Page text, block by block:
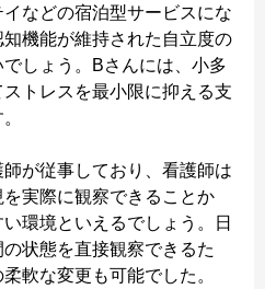
などの宿泊型サービスにな
機能が維持された自立度の
しょう。Bさんには、小多
トレスを最小限に抑える支
が従事しており、看護師は
実際に観察できることか
環境といえるでしょう。日
状態を直接観察できるた
軟な変更も可能でした。